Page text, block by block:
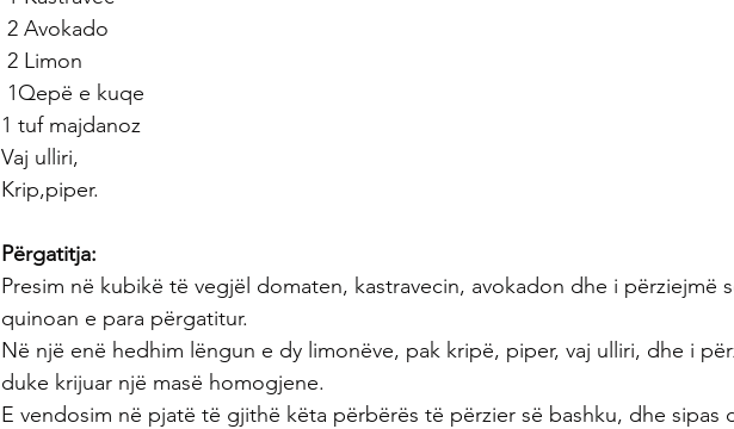
2 Avokado
2 Limon
1Qepë e kuqe
1 tuf majdanoz
Vaj ulliri,
Krip,piper.
Përgatitja:
Presim në kubikë të vegjël domaten, kastravecin, avokadon dhe i përziejmë
quinoan e para përgatitur.
Në një enë hedhim lëngun e dy limonëve, pak kripë, piper, vaj ulliri, dhe i
duke krijuar një masë homogjene.
E vendosim në pjatë të gjithë këta përbërës të përzier së bashku, dhe sipas